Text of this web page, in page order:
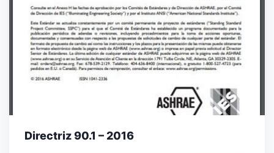
Directriz 90.1 – 2016